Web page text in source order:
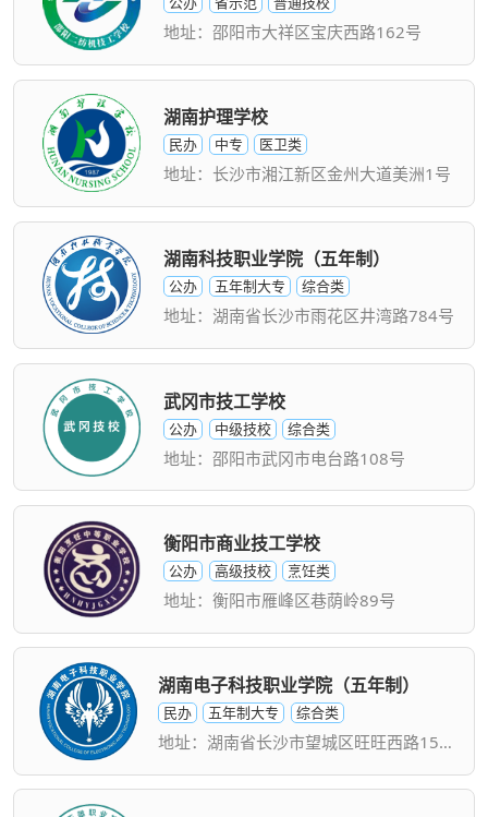
地址：邵阳市大祥区宝庆西路162号
湖南护理学校
民办 中专 医卫类
地址：长沙市湘江新区金州大道美洲1号
湖南科技职业学院（五年制）
公办 五年制大专 综合类
地址：湖南省长沙市雨花区井湾路784号
武冈市技工学校
公办 中级技校 综合类
地址：邵阳市武冈市电台路108号
衡阳市商业技工学校
公办 高级技校 烹饪类
地址：衡阳市雁峰区巷荫岭89号
湖南电子科技职业学院（五年制）
民办 五年制大专 综合类
地址：湖南省长沙市望城区旺旺西路158号